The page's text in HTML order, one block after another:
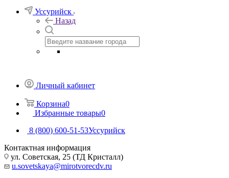
Уссурийск
Назад
Личный кабинет
Корзина0
Избранные товары0
8 (800) 600-51-53Уссурийск
Контактная информация
ул. Советская, 25 (ТД Кристалл)
u.sovetskaya@mirotvorecdv.ru